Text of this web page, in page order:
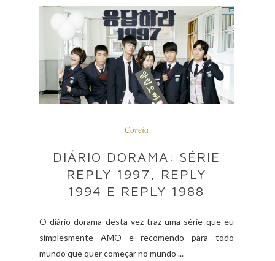
Coreia
DIÁRIO DORAMA: SÉRIE
REPLY 1997, REPLY
1994 E REPLY 1988
O diário dorama desta vez traz uma série que eu
simplesmente AMO e recomendo para todo
mundo que quer começar no mundo ...